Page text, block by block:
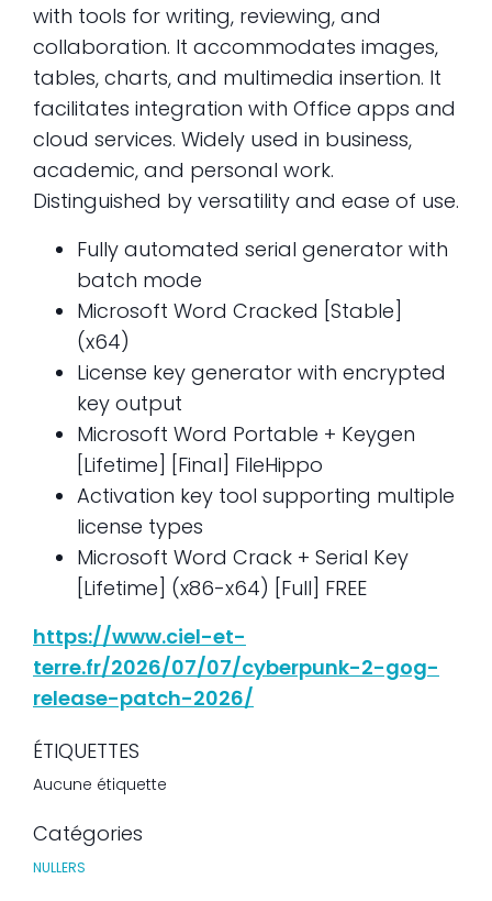
with tools for writing, reviewing, and
collaboration. It accommodates images,
tables, charts, and multimedia insertion. It
facilitates integration with Office apps and
cloud services. Widely used in business,
academic, and personal work.
Distinguished by versatility and ease of use.
Fully automated serial generator with
batch mode
Microsoft Word Cracked [Stable]
(x64)
License key generator with encrypted
key output
Microsoft Word Portable + Keygen
[Lifetime] [Final] FileHippo
Activation key tool supporting multiple
license types
Microsoft Word Crack + Serial Key
[Lifetime] (x86-x64) [Full] FREE
https://www.ciel-et-
terre.fr/2026/07/07/cyberpunk-2-gog-
release-patch-2026/
ÉTIQUETTES
Aucune étiquette
Catégories
NULLERS